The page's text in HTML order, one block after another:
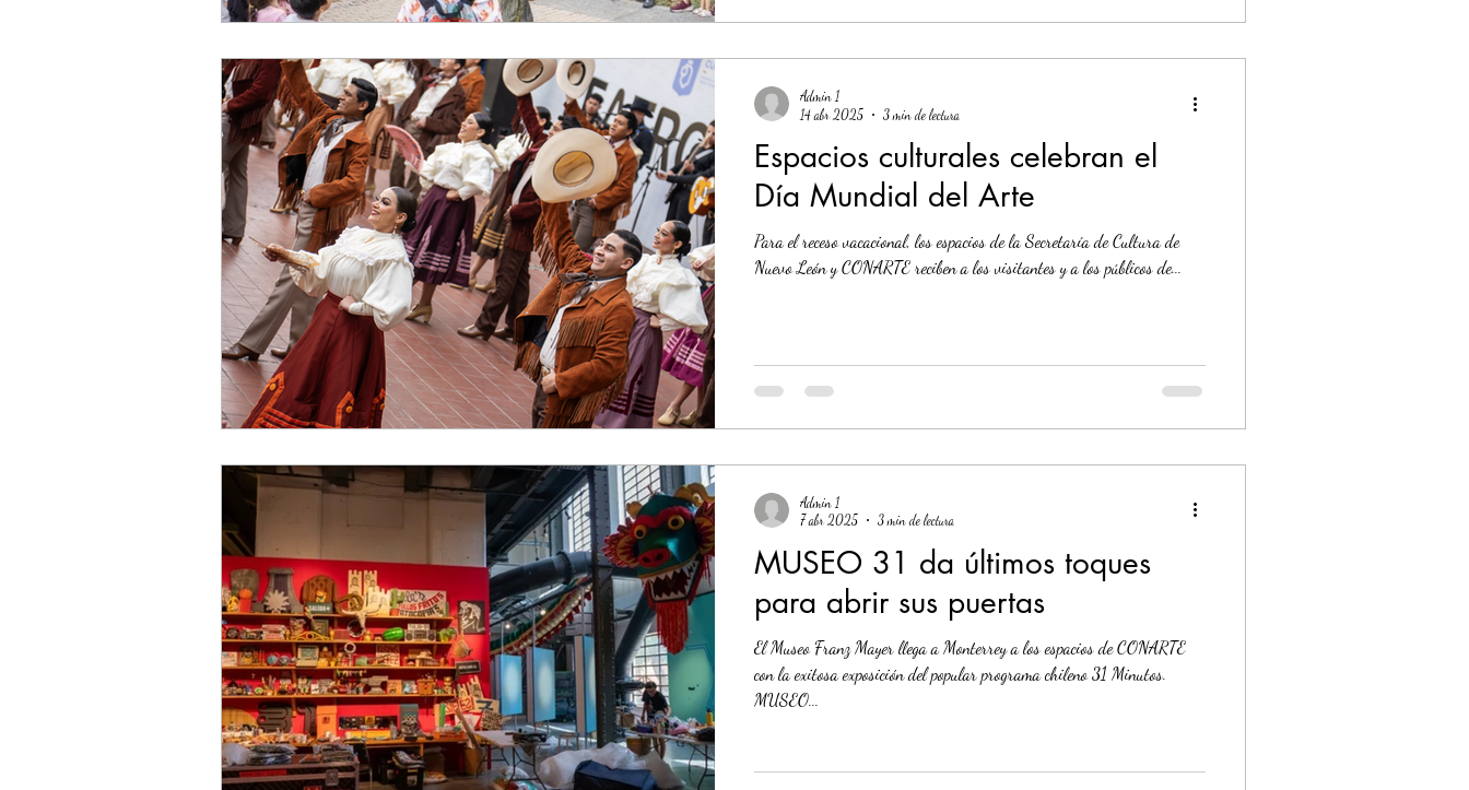
Espacios culturales celebran el
Día Mundial del Arte
Para el receso vacacional, los espacios de la Secretaría de Cultura de
Nuevo León y CONARTE reciben a los visitantes y a los públicos de...
Admin 1
14 abr 2025
3 min de lectura
MUSEO 31 da últimos toques
para abrir sus puertas
El Museo Franz Mayer llega a Monterrey a los espacios de CONARTE
con la exitosa exposición del popular programa chileno 31 Minutos.
MUSEO...
Admin 1
7 abr 2025
3 min de lectura